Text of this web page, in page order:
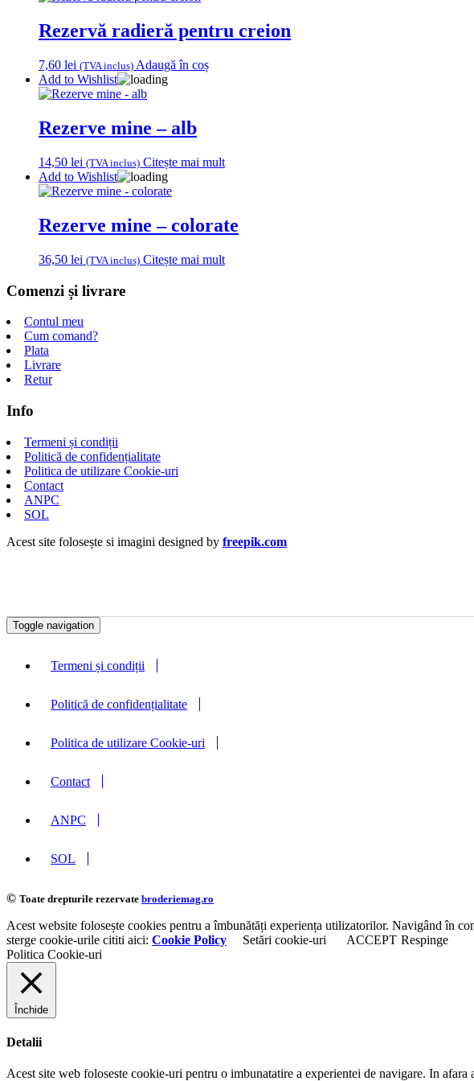
Rezervă radieră pentru creion
7,60 lei (TVA inclus) Adaugă în coș
Add to Wishlist
Rezerve mine – alb
14,50 lei (TVA inclus) Citește mai mult
Add to Wishlist
Rezerve mine – colorate
36,50 lei (TVA inclus) Citește mai mult
Comenzi și livrare
Contul meu
Cum comand?
Plata
Livrare
Retur
Info
Termeni și condiții
Politică de confidențialitate
Politica de utilizare Cookie-uri
Contact
ANPC
SOL
Acest site folosește si imagini designed by freepik.com
Toggle navigation
Termeni și condiții
Politică de confidențialitate
Politica de utilizare Cookie-uri
Contact
ANPC
SOL
© Toate drepturile rezervate broderiemag.ro
Acest website folosește cookies pentru a îmbunătăți experiența utilizatorilor. Navigând în
sterge cookie-urile cititi aici: Cookie Policy Setări cookie-uri ACCEPT Respinge
Politica Cookie-uri
Închide
Detalii
Acest site web foloseste cookie-uri pentru o imbunatatire a experientei de navigare. In